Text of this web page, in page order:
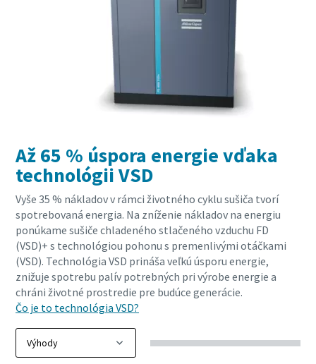
Až 65 % úspora energie vďaka
technológii VSD
Vyše 35 % nákladov v rámci životného cyklu sušiča tvorí
spotrebovaná energia. Na zníženie nákladov na energiu
ponúkame sušiče chladeného stlačeného vzduchu FD
(VSD)+ s technológiou pohonu s premenlivými otáčkami
(VSD). Technológia VSD prináša veľkú úsporu energie,
znižuje spotrebu palív potrebných pri výrobe energie a
chráni životné prostredie pre budúce generácie.
Čo je to technológia VSD?